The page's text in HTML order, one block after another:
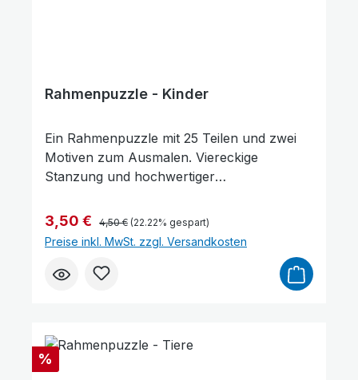
Rahmenpuzzle - Kinder
Ein Rahmenpuzzle mit 25 Teilen und zwei
Motiven zum Ausmalen. Viereckige
Stanzung und hochwertiger
Bibelvers: Lobe den Herrn meine Seele!
Psalm 104,1Puzzle "Mädchen" mit dem
Bibelvers: Der Herr segne dich. 4. Mose
6,24ab 4 Jahren
Verkaufspreis:
3,50 € Regulärer Preis:
4,50 € (22.22% gespart)
Preise inkl. MwSt. zzgl. Versandkosten
Rabatt
%